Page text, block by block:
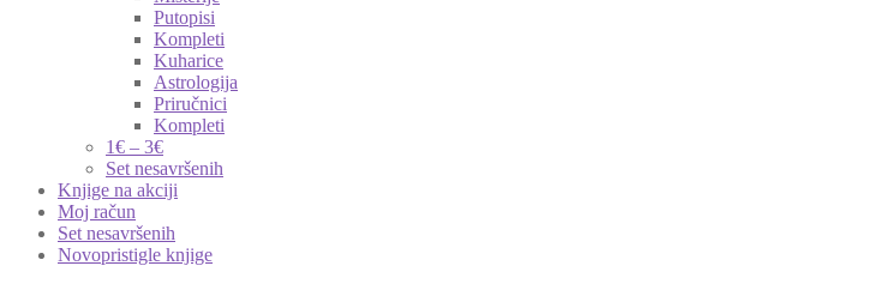
Putopisi
Kompleti
Kuharice
Astrologija
Priručnici
Kompleti
1€ – 3€
Set nesavršenih
Knjige na akciji
Moj račun
Set nesavršenih
Novopristigle knjige